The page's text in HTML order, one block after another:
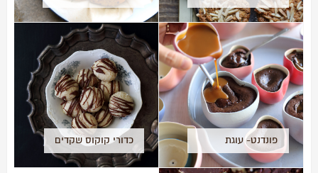
ושקדים- ללא גלוטן בטטה
פונדנט- עוגת
שוקולד חמה
כדורי קוקוס שקדים